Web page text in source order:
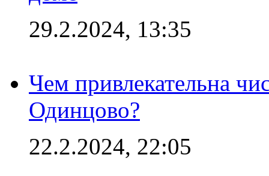
29.2.2024, 13:35
Чем привлекательна
Одинцово?
22.2.2024, 22:05